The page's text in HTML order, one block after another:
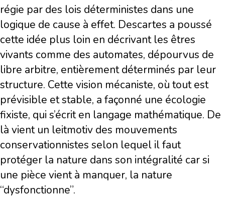
régie par des lois déterministes dans une
logique de cause à effet. Descartes a poussé
cette idée plus loin en décrivant les êtres
vivants comme des automates, dépourvus de
libre arbitre, entièrement déterminés par leur
structure. Cette vision mécaniste, où tout est
prévisible et stable, a façonné une écologie
fixiste, qui s’écrit en langage mathématique. De
là vient un leitmotiv des mouvements
conservationnistes selon lequel il faut
protéger la nature dans son intégralité car si
une pièce vient à manquer, la nature
“dysfonctionne”.